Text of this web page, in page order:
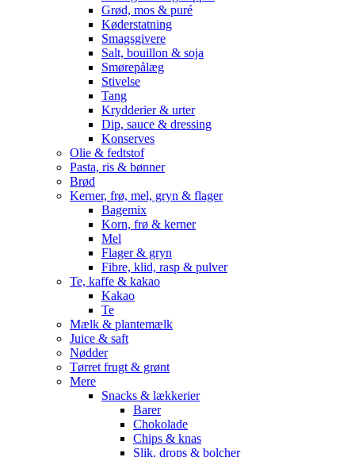
Grød, mos & puré
Køderstatning
Smagsgivere
Salt, bouillon & soja
Smørepålæg
Stivelse
Tang
Krydderier & urter
Dip, sauce & dressing
Konserves
Olie & fedtstof
Pasta, ris & bønner
Brød
Kerner, frø, mel, gryn & flager
Bagemix
Korn, frø & kerner
Mel
Flager & gryn
Fibre, klid, rasp & pulver
Te, kaffe & kakao
Kakao
Te
Mælk & plantemælk
Juice & saft
Nødder
Tørret frugt & grønt
Mere
Snacks & lækkerier
Barer
Chokolade
Chips & knas
Slik, drops & bolcher